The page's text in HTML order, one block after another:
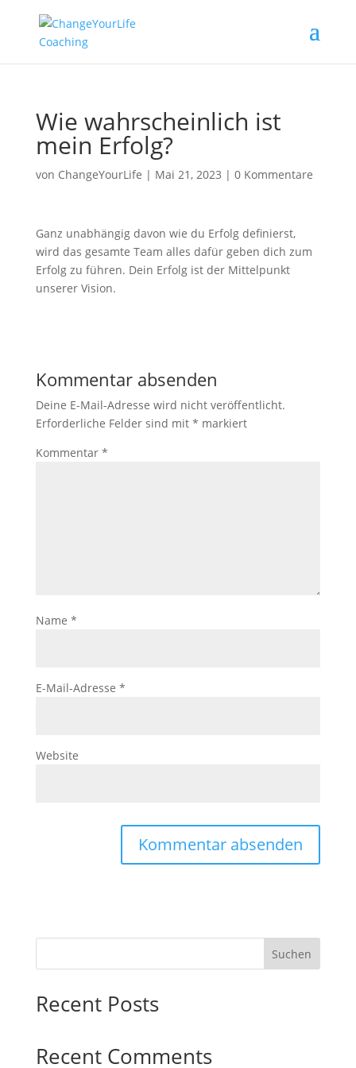
Wie wahrscheinlich ist
mein Erfolg?
von ChangeYourLife | Mai 21, 2023 | 0 Kommentare
Ganz unabhängig davon wie du Erfolg definierst,
wird das gesamte Team alles dafür geben dich zum
Erfolg zu führen. Dein Erfolg ist der Mittelpunkt
unserer Vision.
Kommentar absenden
Deine E-Mail-Adresse wird nicht veröffentlicht.
Erforderliche Felder sind mit * markiert
Kommentar *
Name *
E-Mail-Adresse *
Website
Suchen
Recent Posts
Recent Comments